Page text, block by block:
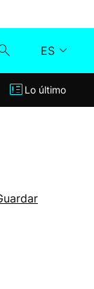
ES
Klisk
Lo último